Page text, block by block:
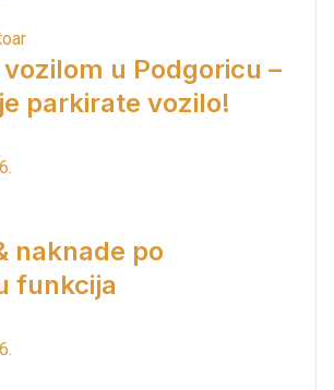
u Podgoricu –
parkirate vozilo!
naknade po
funkcija